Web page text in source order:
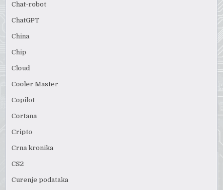
Chat-robot
ChatGPT
China
Chip
Cloud
Cooler Master
Copilot
Cortana
Cripto
Crna kronika
CS2
Curenje podataka